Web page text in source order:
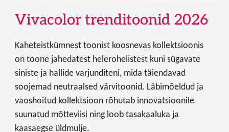
Vivacolor trenditoonid 2026
Kaheteistkümnest toonist koosnevas kollektsioonis
on toone jahedatest helerohelistest kuni sügavate
siniste ja hallide varjunditeni, mida täiendavad
soojemad neutraalsed värvitoonid. Läbimõeldud ja
vaoshoitud kollektsioon rõhutab innovatsioonile
suunatud mõtteviisi ning loob tasakaaluka ja
kaasaegse üldmulje.